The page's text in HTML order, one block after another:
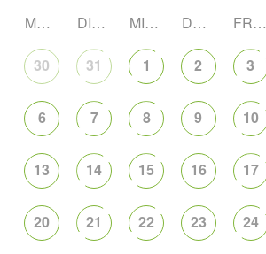
MONTAG DIENSTAG MITTWOCH DONNERSTAG FREITAG
30 31 1 2 3
6 7 8 9 10
13 14 15 16 17
20 21 22 23 24